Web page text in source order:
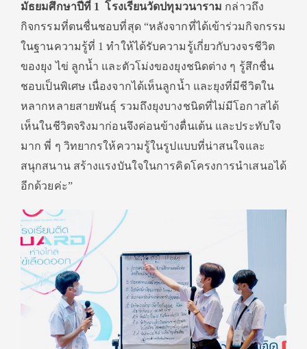
มัธยมศึกษาปีที่ 1 โรงเรียนวัดปทุมวนาราม กล่าวถึง
กิจกรรมที่ตนชื่นชอบที่สุด “หลังจากที่ได้เข้าร่วมกิจกรรม
ในฐานความรู้ที่ 1ทำให้ได้รับความรู้เกี่ยวกับวงจรชีวิต
ของยุง ไข่ ลูกน้ำ และตัวโม่งของยุงชนิดต่าง ๆ รู้สึกชื่น
ชอบเป็นพิเศษ เนื่องจากได้เห็นลูกน้ำ และยุงที่มีชีวิตใน
หลากหลายสายพันธุ์ รวมถึงยุงบางชนิดที่ไม่มีโอกาสได้
เห็นในชีวิตจริงมาก่อนจึงค่อนข้างตื่นเต้น และประทับใจ
มาก พี่ ๆ วิทยากรให้ความรู้ในรูปแบบที่น่าสนใจและ
สนุกสนาน สร้างแรงบันใจในการคิดโครงการนำเสนอได้
อีกด้วยค่ะ”